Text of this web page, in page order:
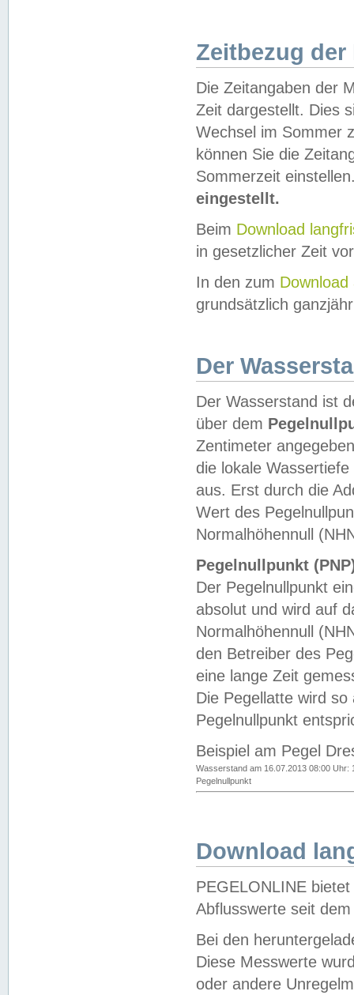
Zeitbezug der
Die Zeitangaben der
Zeit dargestellt. Dies
Wechsel im Sommer
können Sie die
Sommerzeit
eingestellt.
Beim Download
in gesetzlicher Zeit
In den zum Download
grundsätzlich
Der
Der Wasserstand ist
über dem
Zentimeter
die lokale
aus. Erst durch die
Wert des
Normalhöhennull
Pegelnullpunkt
Der Pegelnullpunkt
absolut und wird auf
Normalhöhennull
den Betreiber des
eine lange Zeit
Die Pegellatte wird
Pegelnullpunkt
Beispiel am Pegel
Wasserstand am 16.07.2013 08:00 Uhr:
Pegelnullpunkt
Download
PEGELONLINE
Abflusswerte seit
Bei den
Diese Messwerte
oder andere